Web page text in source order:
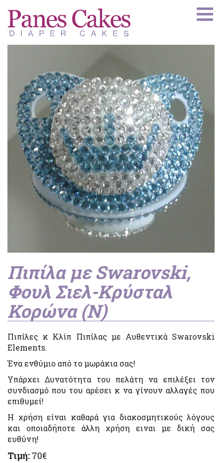
Πιπίλα με Swarovski,
Φουλ Σιελ-Κρύσταλ
Κορώνα (Ν)
Πιπίλες κ Κλίπ Πιπίλας με Αυθεντικά Swarovski
Elements.
Ένα ενθύμιο από το μωράκια σας!
Υπάρχει Δυνατότητα του πελάτη να επιλέξει τον
συνδιασμό που του αρέσει κ να γίνουν αλλαγές που
επιθυμεί!
Η χρήση είναι καθαρά για διακοσμητικούς λόγους
και οποιαδήποτε άλλη χρήση ειναι με δική σας
ευθύνη!
Τιμή: 70€